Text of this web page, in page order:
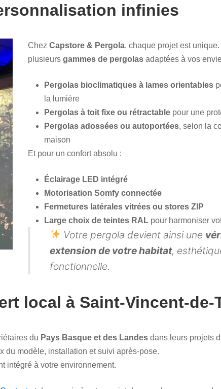
infinies
Chez Capstore & Pergola, chaque projet est
plusieurs gammes de pergolas adaptées à vos
Pergolas bioclimatiques à lames orientables
la lumière
Pergolas à toit fixe ou rétractable pour une
Pergolas adossées ou autoportées, selon la
maison
Et pour un confort absolu :
Éclairage LED intégré
Motorisation Somfy connectée
Fermetures latérales vitrées ou stores ZIP
Large choix de teintes RAL pour harmoniser
Votre pergola devient ainsi une
extension de votre habitat,
fonctionnelle.
local à Saint-Vincent-de-
du Pays Basque et des Landes dans leurs projets
du modèle, installation et suivi après-pose.
intégré à votre environnement.